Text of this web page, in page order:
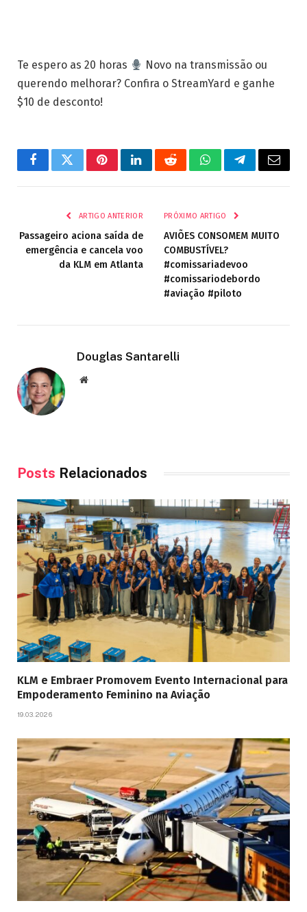
Te espero as 20 horas
Novo na transmissão ou
querendo melhorar? Confira o StreamYard e ganhe
$10 de desconto!
FacebookTwitterPinterestLinkedInRedditWhatsAppTelegrama
E-
ARTIGO ANTERIOR
Passageiro aciona saída de
emergência e cancela voo
da KLM em Atlanta
PRÓXIMO ARTIGO
AVIÕES CONSOMEM MUITO
COMBUSTÍVEL?
#comissariadevoo
#comissariodebordo
#aviação #piloto
Douglas Santarelli
Site
Posts Relacionados
KLM e Embraer Promovem Evento Internacional para
Empoderamento Feminino na Aviação
19.03.2026